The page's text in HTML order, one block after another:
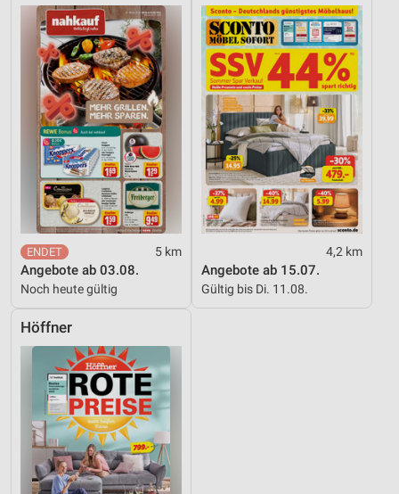
5 km
Angebote ab 03.08.
Noch heute gültig
4,2 km
Angebote ab 15.07.
Gültig bis Di. 11.08.
Höffner